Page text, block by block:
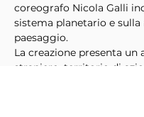
coreografo Nicola Galli
sistema planetario e sulla
paesaggio.
La creazione presenta
straniero, territorio di